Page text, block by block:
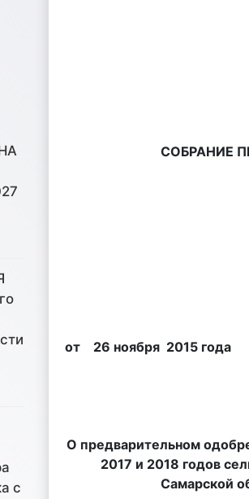
с
СОБРАНИЕ
от 26 ноября
О предварительном
2017 и 2018 годов
Самарской